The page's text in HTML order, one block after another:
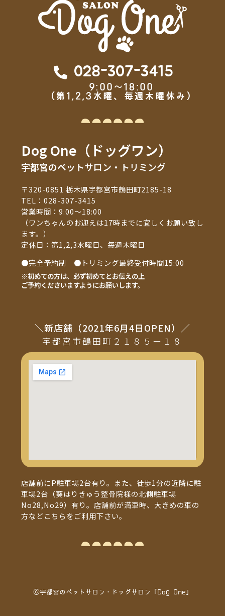
028-307-3415
9:00～18:00
（第1,2,3水曜、毎週木曜休み）
Dog One（ドッグワン）
宇都宮のペットサロン・トリミング
〒320-0851 栃木県宇都宮市鶴田町2185-18
TEL：028-307-3415
営業時間：9:00～18:00
（ワンちゃんのお迎えは17時までに宜しくお願い致し
ます。）
定休日：第1,2,3水曜日、毎週木曜日
●完全予約制 ●トリミング最終受付時間15:00
※初めての方は、必ず初めてとお伝えの上
ご予約くださいますようにお願いします。
＼新店舗（2021年6月4日OPEN）／
宇都宮市鶴田町２１８５ー１８
店舗前にP駐車場2台有り。また、徒歩1分の近隣に駐
車場2台（葵はりきゅう整骨院様の北側駐車場
No28,No29）有り。店舗前が満車時、大きめの車の
方などこちらをご利用下さい。
ⓒ宇都宮のペットサロン・ドッグサロン「Dog One」